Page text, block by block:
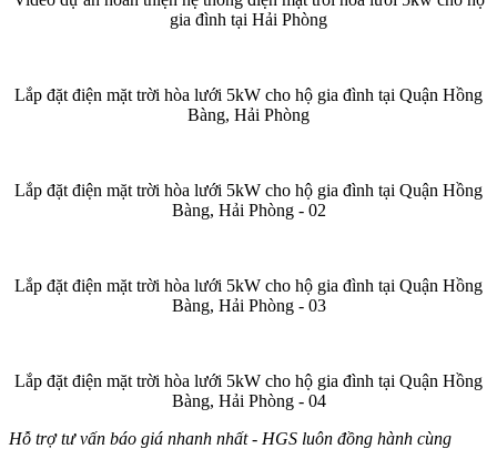
gia đình tại Hải Phòng
Lắp đặt điện mặt trời hòa lưới 5kW cho hộ gia đình tại Quận Hồng
Bàng, Hải Phòng
Lắp đặt điện mặt trời hòa lưới 5kW cho hộ gia đình tại Quận Hồng
Bàng, Hải Phòng - 02
Lắp đặt điện mặt trời hòa lưới 5kW cho hộ gia đình tại Quận Hồng
Bàng, Hải Phòng - 03
Lắp đặt điện mặt trời hòa lưới 5kW cho hộ gia đình tại Quận Hồng
Bàng, Hải Phòng - 04
Hỗ trợ tư vấn báo giá nhanh nhất - HGS luôn đồng hành cùng